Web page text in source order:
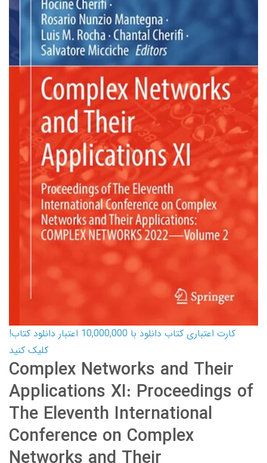
کارت اعتباری کتاب دانلود با 10,000,000 اعتبار دانلود کتاب!
کلیک کنید
Complex Networks and Their
Applications XI: Proceedings of
The Eleventh International
Conference on Complex